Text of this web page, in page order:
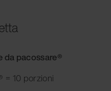
da pacossare®
= 10 porzioni